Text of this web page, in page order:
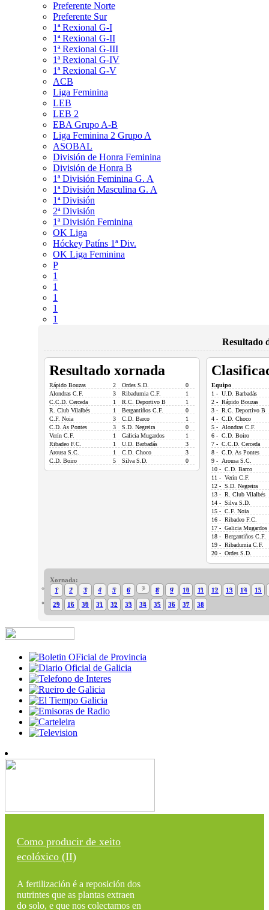
Preferente Norte
Preferente Sur
1ª Rexional G-I
1ª Rexional G-II
1ª Rexional G-III
1ª Rexional G-IV
1ª Rexional G-V
ACB
Liga Feminina
LEB
LEB 2
EBA Grupo A-B
Liga Feminina 2 Grupo A
ASOBAL
División de Honra Feminina
División de Honra B
1ª División Feminina G. A
1ª División Masculina G. A
1ª División
2ª División
1ª División Feminina
OK Liga
Hóckey Patíns 1ª Div.
OK Liga Feminina
P
1
1
1
1
1
Resultado
Resultado xornada
Rápido Bouzas 2 Ordes S.D.
0
Alondras C.F.
3 Ribadumia C.F.
1
C.C.D. Cerceda
1 R.C. Deportivo B
1
R. Club Vilalbés
1 Bergantiños C.F.
0
C.F. Noia
3 C.D. Barco
1
C.D. As Pontes
3 S.D. Negreira
0
Verín C.F.
1 Galicia Mugardos
1
Ribadeo F.C.
1 U.D. Barbadás
3
Arousa S.C.
1 C.D. Choco
3
C.D. Boiro
5 Silva S.D. 0
Equipo
1 - U.D. Barbadás
2 - Rápido Bouzas
3 - R.C. Deportivo B
4 - C.D. Choco
5 - Alondras C.F.
6 - C.D. Boiro
7 - C.C.D. Cerceda
8 - C.D. As Pontes
9 - Arousa S.C.
10 - C.D. Barco
11 - Verín C.F.
12 - S.D. Negreira
13 - R. Club Vilalbés
14 - Silva S.D.
15 - C.F. Noia
16 - Ribadeo F.C.
17 - Galicia Mugardos
18 - Bergantiños C.F.
19 - Ribadumia C.F.
20 - Ordes S.D.
Xornada:
1
2 3 4 5 6 7 8 9 10 11 12 13 14
15
29
16 30 31 32 33 34 35 36 37 38
Como producir de xeito
ecolóxico (II)
A fertilización é a reposición dos
nutrintes que as plantas extraen
do solo, e que nos colectamos en